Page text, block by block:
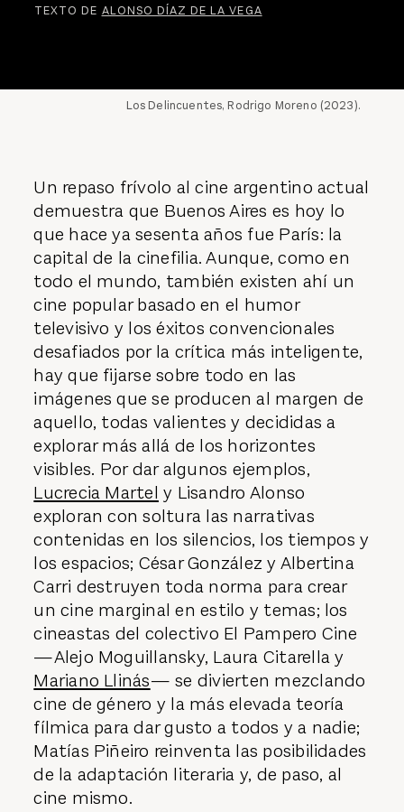
TEXTO DE ALONSO DÍAZ DE LA VEGA
Los Delincuentes, Rodrigo Moreno (2023).
Un repaso frívolo al cine argentino actual
demuestra que Buenos Aires es hoy lo
que hace ya sesenta años fue París: la
capital de la cinefilia. Aunque, como en
todo el mundo, también existen ahí un
cine popular basado en el humor
televisivo y los éxitos convencionales
desafiados por la crítica más inteligente,
hay que fijarse sobre todo en las
imágenes que se producen al margen de
aquello, todas valientes y decididas a
explorar más allá de los horizontes
visibles. Por dar algunos ejemplos,
Lucrecia Martel y Lisandro Alonso
exploran con soltura las narrativas
contenidas en los silencios, los tiempos y
los espacios; César González y Albertina
Carri destruyen toda norma para crear
un cine marginal en estilo y temas; los
cineastas del colectivo El Pampero Cine
—Alejo Moguillansky, Laura Citarella y
Mariano Llinás— se divierten mezclando
cine de género y la más elevada teoría
fílmica para dar gusto a todos y a nadie;
Matías Piñeiro reinventa las posibilidades
de la adaptación literaria y, de paso, al
cine mismo.